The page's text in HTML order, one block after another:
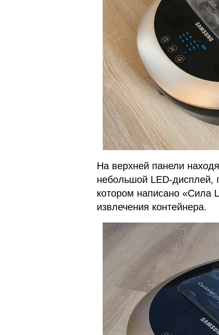
На верхней панели
небольшой LED-дисплей,
котором написано «Сила
извлечения контейнера.